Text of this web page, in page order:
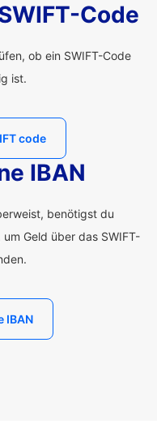
Code
ob ein SWIFT-Code
ist.
code
IBAN
benötigst du
Geld über das SWIFT-
IBAN